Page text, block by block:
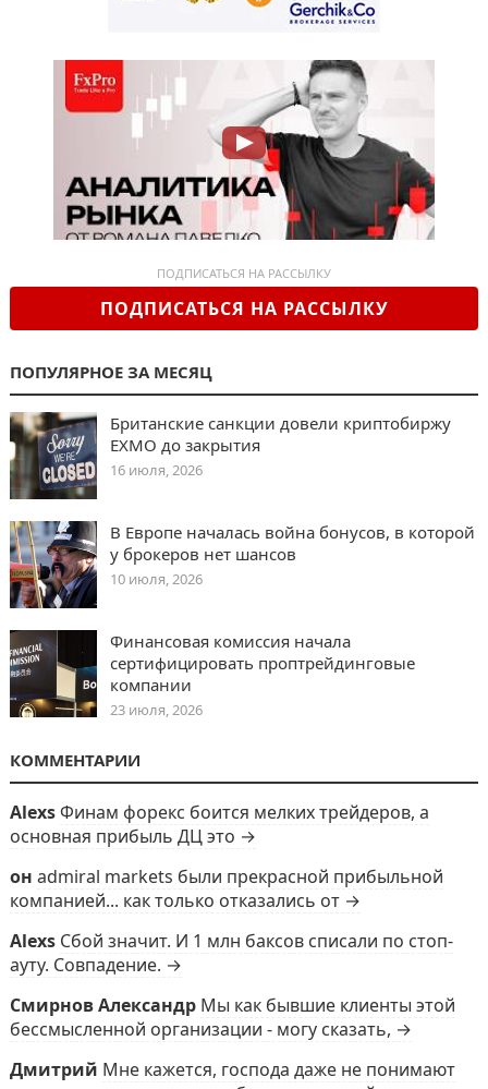
ПОДПИСАТЬСЯ НА РАССЫЛКУ
ПОДПИСАТЬСЯ НА РАССЫЛКУ
ПОПУЛЯРНОЕ ЗА МЕСЯЦ
Британские санкции довели криптобиржу
EXMO до закрытия
16 июля, 2026
В Европе началась война бонусов, в которой
у брокеров нет шансов
10 июля, 2026
Финансовая комиссия начала
сертифицировать проптрейдинговые
компании
23 июля, 2026
КОММЕНТАРИИ
AlexsФинам форекс боится мелких трейдеров, а
основная прибыль ДЦ это →
он admiral markets были прекрасной прибыльной
компанией... как только отказались от →
Alexs Сбой значит. И 1 млн баксов списали по стоп-
ауту. Совпадение. →
Смирнов Александр Мы как бывшие клиенты этой
бессмысленной организации - могу сказать, →
Дмитрий Мне кажется, господа даже не понимают